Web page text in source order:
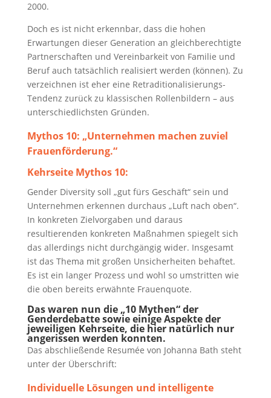
2000.
Doch es ist nicht erkennbar, dass die hohen
Erwartungen dieser Generation an gleichberechtigte
Partnerschaften und Vereinbarkeit von Familie und
Beruf auch tatsächlich realisiert werden (können). Zu
verzeichnen ist eher eine Retraditionalisierungs-
Tendenz zurück zu klassischen Rollenbildern – aus
unterschiedlichsten Gründen.
Mythos 10: „Unternehmen machen zuviel
Frauenförderung.“
Kehrseite Mythos 10:
Gender Diversity soll „gut fürs Geschäft“ sein und
Unternehmen erkennen durchaus „Luft nach oben“.
In konkreten Zielvorgaben und daraus
resultierenden konkreten Maßnahmen spiegelt sich
das allerdings nicht durchgängig wider. Insgesamt
ist das Thema mit großen Unsicherheiten behaftet.
Es ist ein langer Prozess und wohl so umstritten wie
die oben bereits erwähnte Frauenquote.
Das waren nun die „10 Mythen“ der
Genderdebatte sowie einige Aspekte der
jeweiligen Kehrseite, die hier natürlich nur
angerissen werden konnten.
Das abschließende Resumée von Johanna Bath steht
unter der Überschrift:
Individuelle Lösungen und intelligente